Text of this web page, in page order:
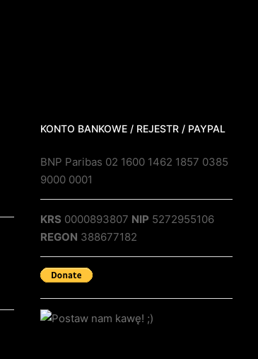
KONTO BANKOWE / REJESTR / PAYPAL
BNP Paribas 02 1600 1462 1857 0385
9000 0001
KRS 0000893807 NIP 5272955106
REGON 388677182